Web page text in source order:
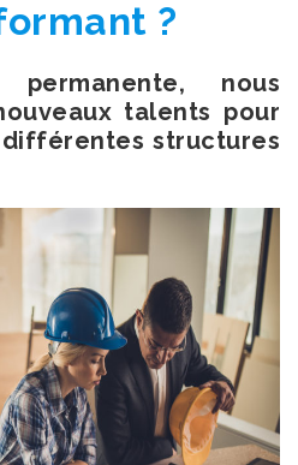
?
permanente, nous
talents pour
structures